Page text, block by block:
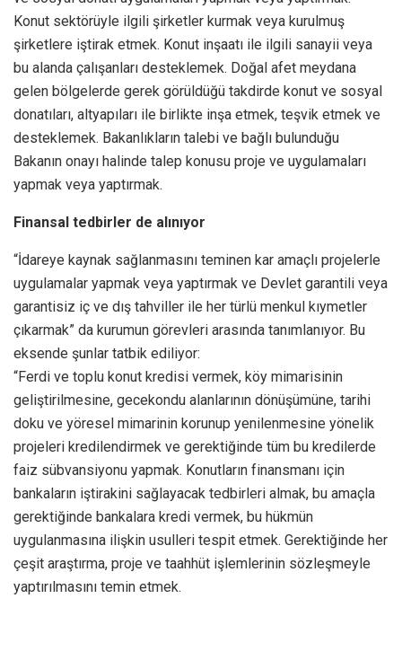
Konut sektörüyle ilgili şirketler kurmak veya kurulmuş
şirketlere iştirak etmek. Konut inşaatı ile ilgili sanayii veya
bu alanda çalışanları desteklemek. Doğal afet meydana
gelen bölgelerde gerek görüldüğü takdirde konut ve sosyal
donatıları, altyapıları ile birlikte inşa etmek, teşvik etmek ve
desteklemek. Bakanlıkların talebi ve bağlı bulunduğu
Bakanın onayı halinde talep konusu proje ve uygulamaları
yapmak veya yaptırmak.
Finansal tedbirler de alınıyor
“İdareye kaynak sağlanmasını teminen kar amaçlı projelerle
uygulamalar yapmak veya yaptırmak ve Devlet garantili veya
garantisiz iç ve dış tahviller ile her türlü menkul kıymetler
çıkarmak” da kurumun görevleri arasında tanımlanıyor. Bu
eksende şunlar tatbik ediliyor:
“Ferdi ve toplu konut kredisi vermek, köy mimarisinin
geliştirilmesine, gecekondu alanlarının dönüşümüne, tarihi
doku ve yöresel mimarinin korunup yenilenmesine yönelik
projeleri kredilendirmek ve gerektiğinde tüm bu kredilerde
faiz sübvansiyonu yapmak. Konutların finansmanı için
bankaların iştirakini sağlayacak tedbirleri almak, bu amaçla
gerektiğinde bankalara kredi vermek, bu hükmün
uygulanmasına ilişkin usulleri tespit etmek. Gerektiğinde her
çeşit araştırma, proje ve taahhüt işlemlerinin sözleşmeyle
yaptırılmasını temin etmek.